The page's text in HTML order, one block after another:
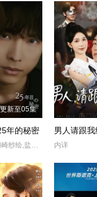
更新至05集
年的秘密
松村北斗,冈崎纱绘,盐野瑛久,玉山铁二,佐佐木希,水野美纪,石黑贤 内详